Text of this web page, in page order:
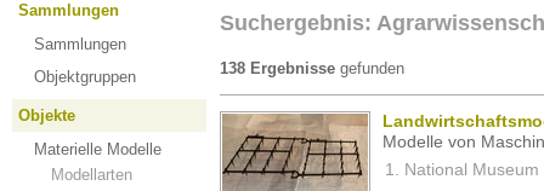
Sammlungen
Sammlungen
Objektgruppen
Objekte
Materielle Modelle
Modellarten
Suchergebnis:
138 Ergebnisse gefunden
Modelle von
National Museum